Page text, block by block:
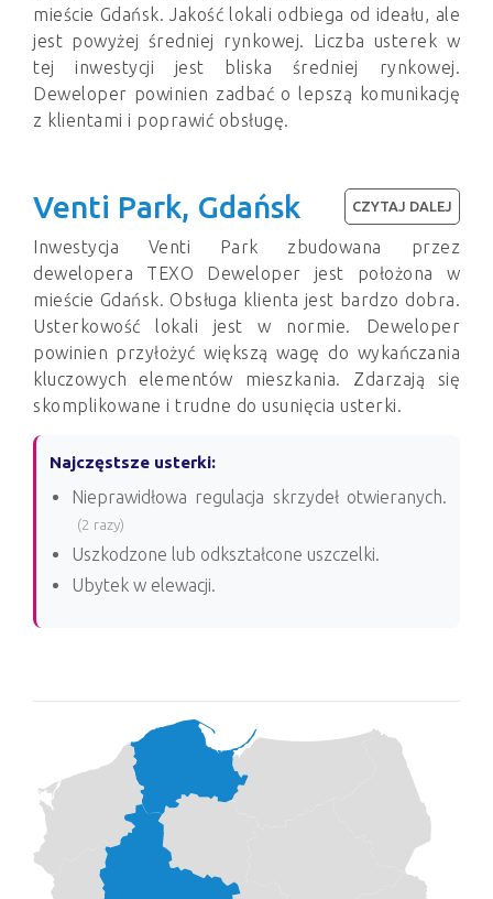
mieście Gdańsk. Jakość lokali odbiega od ideału, ale
jest powyżej średniej rynkowej. Liczba usterek w
tej inwestycji jest bliska średniej rynkowej.
Deweloper powinien zadbać o lepszą komunikację
z klientami i poprawić obsługę.
Venti Park, Gdańsk
Inwestycja Venti Park zbudowana przez
dewelopera TEXO Deweloper jest położona w
mieście Gdańsk. Obsługa klienta jest bardzo dobra.
Usterkowość lokali jest w normie. Deweloper
powinien przyłożyć większą wagę do wykańczania
kluczowych elementów mieszkania. Zdarzają się
skomplikowane i trudne do usunięcia usterki.
Najczęstsze usterki:
Nieprawidłowa regulacja skrzydeł otwieranych.
(2 razy)
Uszkodzone lub odkształcone uszczelki.
Ubytek w elewacji.
CZYTAJ DALEJ